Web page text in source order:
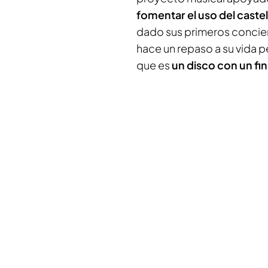
fomentar el uso del
dado sus primeros
hace un repaso a su vida
que es un disco con un